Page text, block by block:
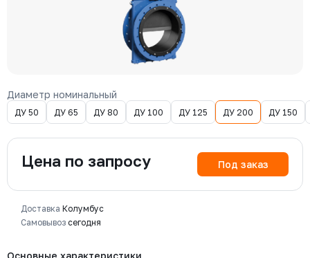
Диаметр номинальный
ДУ 50 ДУ 65 ДУ 80 ДУ 100 ДУ 125 ДУ 200 ДУ 150
Основные характеристики
Цена по запросу Под заказ
Доставка Колумбус
Самовывоз сегодня